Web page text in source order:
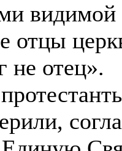
отцы
не отец».